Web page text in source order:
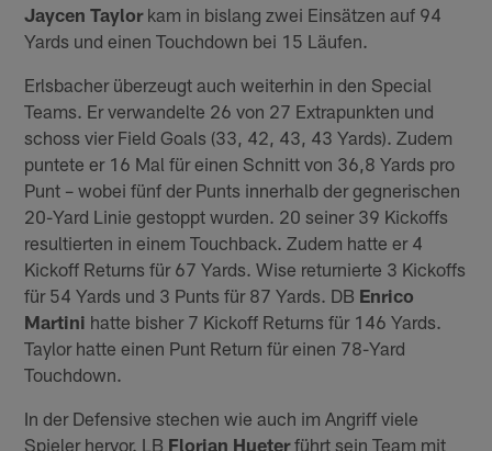
Jaycen Taylorkam in bislang zwei Einsätzen auf 94
Yards und einen Touchdown bei 15 Läufen.
Erlsbacher überzeugt auch weiterhin in den Special
Teams. Er verwandelte 26 von 27 Extrapunkten und
schoss vier Field Goals (33, 42, 43, 43 Yards). Zudem
puntete er 16 Mal für einen Schnitt von 36,8 Yards pro
Punt – wobei fünf der Punts innerhalb der gegnerischen
20-Yard Linie gestoppt wurden. 20 seiner 39 Kickoffs
resultierten in einem Touchback. Zudem hatte er 4
Kickoff Returns für 67 Yards. Wise returnierte 3 Kickoffs
für 54 Yards und 3 Punts für 87 Yards. DB Enrico
Martini hatte bisher 7 Kickoff Returns für 146 Yards.
Taylor hatte einen Punt Return für einen 78-Yard
Touchdown.
In der Defensive stechen wie auch im Angriff viele
Spieler hervor. LB Florian Hueterführt sein Team mit